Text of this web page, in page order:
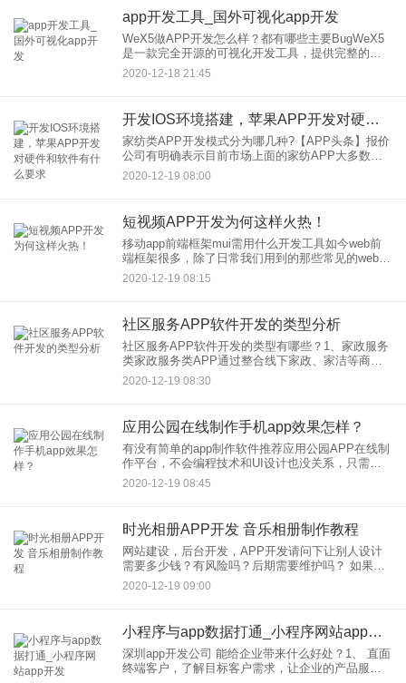
app开发工具_国外可视化app开发
WeX5做APP开发怎么样？都有哪些主要BugWeX5
是一款完全开源的可视化开发工具，提供完整的组
件体系，任开发者调用，WeX5采用的是
HtMl5+JS+CSS3标准前端语言，而eclipse是jav
2020-12-18 21:45
开发IOS环境搭建，苹果APP开发对硬件和软件有什么要求
家纺类APP开发模式分为哪几种?【APP头条】报价
公司有明确表示目前市场上面的家纺APP大多数都
是移动电子商务平台，只有少数是家纺资讯APP。
家纺资讯APP开发功能比较简单，而电子商务APP
2020-12-19 08:00
短视频APP开发为何这样火热！
移动app前端框架mui需用什么开发工具如今web前
端框架很多，除了日常我们用到的那些常见的web前
端框架以外，还有一些比较小众化或者说刚刚兴起
来的web前端框架。目前主流的web前端框架有：
2020-12-19 08:15
社区服务APP软件开发的类型分析
社区服务APP软件开发的类型有哪些？1、家政服务
类家政服务类APP通过整合线下家政、家洁等商家
服务资源，为用户提供线上的信息查询、预约、支
付、投诉等服务，同时通过设定服务人员的介绍以
2020-12-19 08:30
应用公园在线制作手机app效果怎样？
有没有简单的app制作软件推荐应用公园APP在线制
作平台，不会编程技术和UI设计也没关系，只需要
通过应用公园制作平台，选择合适的模板，添加素
材，图文操作方式，傻瓜而便捷，非常适合零基础
2020-12-19 08:45
时光相册APP开发 音乐相册制作教程
网站建设，后台开发，APP开发请问下让别人设计
需要多少钱？有风险吗？后期需要维护吗？ 如果想
学这你说的是想建立一套跨平台的整站系统吧。。
如果是的话，基本上只需要学习搭建必要的网站服
2020-12-19 09:00
小程序与app数据打通_小程序网站app开发
深圳app开发公司 能给企业带来什么好处？1、 直面
终端客户，了解目标客户需求，让企业的产品服务